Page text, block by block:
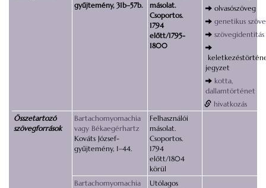
gyűjtemény, 31b–57b.
másolat.
Csoportos.
1794
előtt/1795-
1800
olvasószöveg
genetikus
szövegidentitás
jegyzet
kotta,
dallamtörténet
hivatkozás
Összetartozó
szövegforrások
Bartachomyomachia
vagy Békaegérhartz
Kováts József-
gyűjtemény, 1–44.
Felhasználói
másolat.
Csoportos.
1794
előtt/1804
körül
Bartachomyomachia
Utólagos